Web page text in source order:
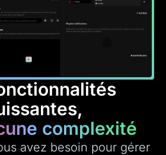
complexité
avez besoin pour gérer